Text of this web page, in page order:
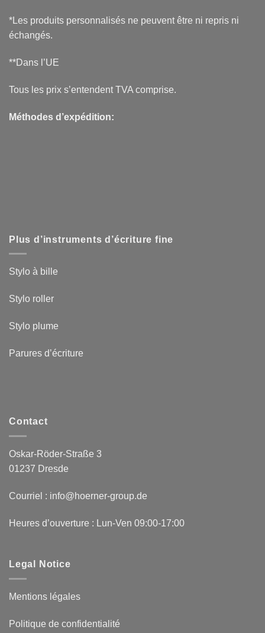
*Les produits personnalisés ne peuvent être ni repris ni
échangés.
**Dans l’UE
Tous les prix s’entendent TVA comprise.
Méthodes d’expédition:
Plus d’instruments d’écriture fine
Stylo à bille
Stylo roller
Stylo plume
Parures d’écriture
Contact
Oskar-Röder-Straße 3
01237 Dresde
Courriel : info@hoerner-group.de
Heures d’ouverture : Lun-Ven 09:00-17:00
Legal Notice
Mentions légales
Politique de confidentialité